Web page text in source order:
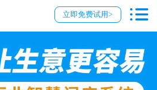
立即免费试用>